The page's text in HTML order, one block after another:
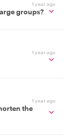
1 year ago
groups?
1 year ago
1 year ago
the